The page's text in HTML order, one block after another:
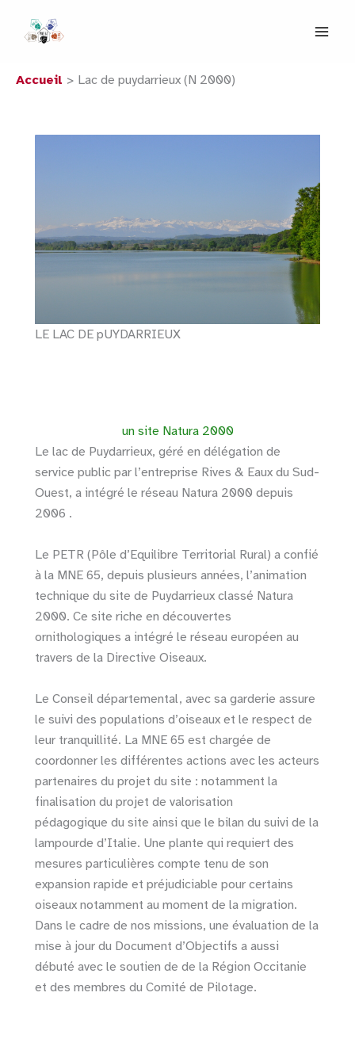
Accueil
Lac de puydarrieux (N 2000)
LE LAC DE pUYDARRIEUX
un site Natura 2000
Le lac de Puydarrieux, géré en délégation de
service public par l’entreprise Rives & Eaux du Sud-
Ouest, a intégré le réseau Natura 2000 depuis
2006 .
Le PETR (Pôle d’Equilibre Territorial Rural) a confié
à la MNE 65, depuis plusieurs années, l’animation
technique du site de Puydarrieux classé Natura
2000. Ce site riche en découvertes
ornithologiques a intégré le réseau européen au
travers de la Directive Oiseaux.
Le Conseil départemental, avec sa garderie assure
le suivi des populations d’oiseaux et le respect de
leur tranquillité. La MNE 65 est chargée de
coordonner les différentes actions avec les acteurs
partenaires du projet du site : notamment la
finalisation du projet de valorisation
pédagogique du site ainsi que le bilan du suivi de la
lampourde d’Italie. Une plante qui requiert des
mesures particulières compte tenu de son
expansion rapide et préjudiciable pour certains
oiseaux notamment au moment de la migration.
Dans le cadre de nos missions, une évaluation de la
mise à jour du Document d’Objectifs a aussi
débuté avec le soutien de de la Région Occitanie
et des membres du Comité de Pilotage.